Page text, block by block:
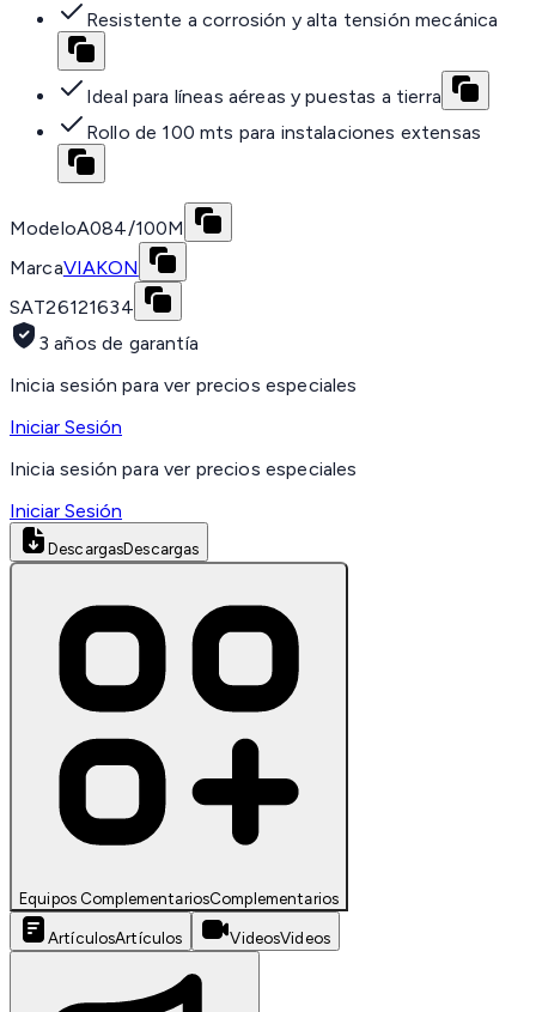
Resistente a corrosión y alta tensión mecánica
Ideal para líneas aéreas y puestas a tierra
Rollo de 100 mts para instalaciones extensas
ModeloA084/100M
MarcaVIAKON
SAT26121634
3 años de garantía
Inicia sesión para ver precios especiales
Iniciar Sesión
Inicia sesión para ver precios especiales
Iniciar Sesión
DescargasDescargas
Equipos ComplementariosComplementarios
ArtículosArtículos VideosVideos